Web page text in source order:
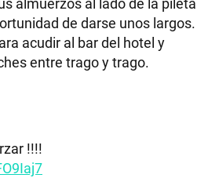
de darse unos largos.
acudir al bar del hotel y
entre trago y trago.
!!!!